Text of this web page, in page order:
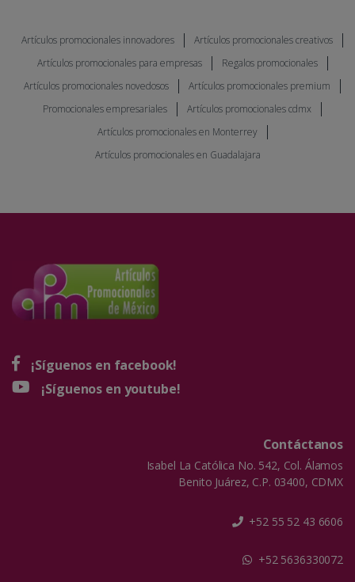
Artículos promocionales innovadores
Artículos promocionales creativos
Artículos promocionales para empresas
Regalos promocionales
Artículos promocionales novedosos
Artículos promocionales premium
Promocionales empresariales
Artículos promocionales cdmx
Artículos promocionales en Monterrey
Artículos promocionales en Guadalajara
¡Síguenos en facebook!
¡Síguenos en youtube!
Contáctanos
Isabel La Católica No. 542, Col. Álamos
Benito Juárez, C.P. 03400, CDMX
+52 55 52 43 6606
+52 5636330072